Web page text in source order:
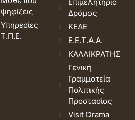
ψηφίζεις
Υπηρεσίες
Τ.Π.Ε.
Δράμας
ΚΕΔΕ
Ε.Ε.Τ.Α.Α.
ΚΑΛΛΙΚΡΑΤΗΣ
Γενική
Γραμματεία
Πολιτικής
Προστασίας
Visit Drama